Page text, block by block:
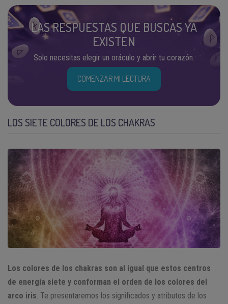
LAS RESPUESTAS QUE BUSCAS YA
EXISTEN
Solo necesitas elegir un oráculo y abrir tu corazón.
COMENZAR MI LECTURA
LOS SIETE COLORES DE LOS CHAKRAS
Los colores de los chakras son al igual que estos centros
de energía siete y conforman el orden de los colores del
arco iris. Te presentaremos los significados y atributos de los